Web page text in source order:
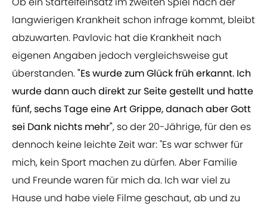
langwierigen Krankheit schon infrage kommt, bleibt
abzuwarten. Pavlovic hat die Krankheit nach
eigenen Angaben jedoch vergleichsweise gut
überstanden."Es wurde zum Glück früh erkannt. Ich
wurde dann auch direkt zur Seite gestellt und hatte
fünf, sechs Tage eine Art Grippe, danach aber Gott
sei Dank nichts mehr", so der 20-Jährige, für den es
dennoch keine leichte Zeit war: "Es war schwer für
mich, kein Sport machen zu dürfen. Aber Familie
und Freunde waren für mich da. Ich war viel zu
Hause und habe viele Filme geschaut, ab und zu